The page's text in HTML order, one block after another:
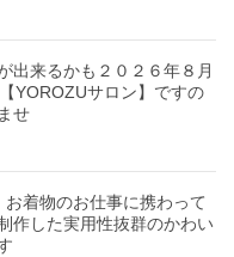
出来るかも２０２６年８月
YOROZUサロン】ですの
せ
お着物のお仕事に携わって
作した実用性抜群のかわい